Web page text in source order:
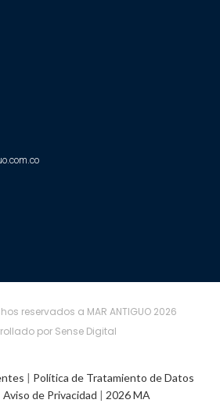
reservados a MAR ANTIGUO 2026
por Sense Digital
| Política de Tratamiento de Datos
Aviso de Privacidad | 2026 MA